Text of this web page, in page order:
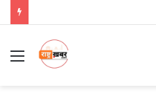
Menu